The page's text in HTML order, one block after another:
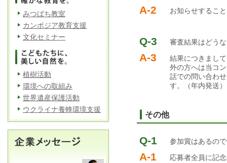
A-2 お知らせするこ
Q-3 審査結果はどう
A-3
結果につきまし
外の方へは当コ
話での問い合わ
す。（年内発送）
その他
Q-1 参加賞はあるの
A-1 応募者全員に記
みつばち教室
カンボジア教育支援
文化セミナー
植樹活動
環境への取組み
世界遺産保護活動
ウクライナ養蜂環境支援